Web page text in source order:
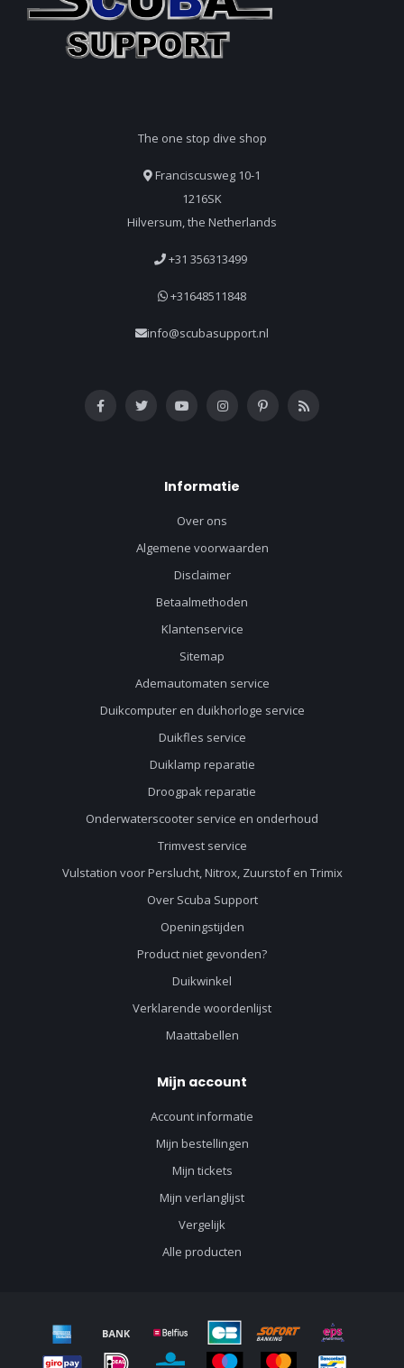
The one stop dive shop
Franciscusweg 10-1
1216SK
Hilversum, the Netherlands
+31 356313499
+31648511848
info@scubasupport.nl
Informatie
Over ons
Algemene voorwaarden
Disclaimer
Betaalmethoden
Klantenservice
Sitemap
Ademautomaten service
Duikcomputer en duikhorloge service
Duikfles service
Duiklamp reparatie
Droogpak reparatie
Onderwaterscooter service en onderhoud
Trimvest service
Vulstation voor Perslucht, Nitrox, Zuurstof en Trimix
Over Scuba Support
Openingstijden
Product niet gevonden?
Duikwinkel
Verklarende woordenlijst
Maattabellen
Mijn account
Account informatie
Mijn bestellingen
Mijn tickets
Mijn verlanglijst
Vergelijk
Alle producten